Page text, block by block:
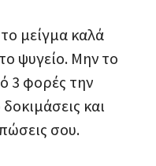
μείγμα καλά
ψυγείο. Μην το
3 φορές την
και
σου.